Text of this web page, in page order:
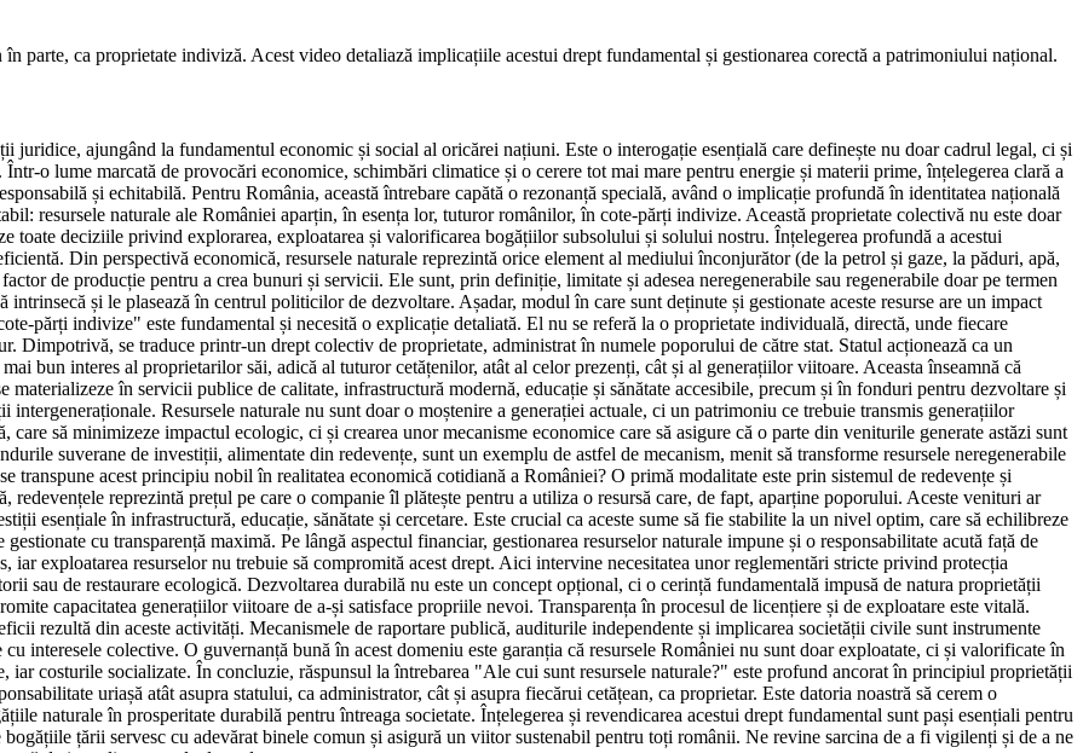
parte, ca proprietate indiviză. Acest video detaliază implicațiile acestui drept fundamental și gestionarea corectă a patrimoniului național.
juridice, ajungând la fundamentul economic și social al oricărei națiuni. Este o interogație esențială care definește nu doar cadrul legal, ci și
o lume marcată de provocări economice, schimbări climatice și o cerere tot mai mare pentru energie și materii prime, înțelegerea clară a
și echitabilă. Pentru România, această întrebare capătă o rezonanță specială, având o implicație profundă în identitatea națională
resursele naturale ale României aparțin, în esența lor, tuturor românilor, în cote-părți indivize. Această proprietate colectivă nu este doar
toate deciziile privind explorarea, exploatarea și valorificarea bogățiilor subsolului și solului nostru. Înțelegerea profundă a acestui
Din perspectivă economică, resursele naturale reprezintă orice element al mediului înconjurător (de la petrol și gaze, la păduri, apă,
de producție pentru a crea bunuri și servicii. Ele sunt, prin definiție, limitate și adesea neregenerabile sau regenerabile doar pe termen
și le plasează în centrul politicilor de dezvoltare. Așadar, modul în care sunt deținute și gestionate aceste resurse are un impact
părți indivize" este fundamental și necesită o explicație detaliată. El nu se referă la o proprietate individuală, directă, unde fiecare
Dimpotrivă, se traduce printr-un drept colectiv de proprietate, administrat în numele poporului de către stat. Statul acționează ca un
bun interes al proprietarilor săi, adică al tuturor cetățenilor, atât al celor prezenți, cât și al generațiilor viitoare. Aceasta înseamnă că
materializeze în servicii publice de calitate, infrastructură modernă, educație și sănătate accesibile, precum și în fonduri pentru dezvoltare și
Resursele naturale nu sunt doar o moștenire a generației actuale, ci un patrimoniu ce trebuie transmis generațiilor
să minimizeze impactul ecologic, ci și crearea unor mecanisme economice care să asigure că o parte din veniturile generate astăzi sunt
suverane de investiții, alimentate din redevențe, sunt un exemplu de astfel de mecanism, menit să transforme resursele neregenerabile
transpune acest principiu nobil în realitatea economică cotidiană a României? O primă modalitate este prin sistemul de redevențe și
redevențele reprezintă prețul pe care o companie îl plătește pentru a utiliza o resursă care, de fapt, aparține poporului. Aceste venituri ar
esențiale în infrastructură, educație, sănătate și cercetare. Este crucial ca aceste sume să fie stabilite la un nivel optim, care să echilibreze
cu transparență maximă. Pe lângă aspectul financiar, gestionarea resurselor naturale impune și o responsabilitate acută față de
exploatarea resurselor nu trebuie să compromită acest drept. Aici intervine necesitatea unor reglementări stricte privind protecția
sau de restaurare ecologică. Dezvoltarea durabilă nu este un concept opțional, ci o cerință fundamentală impusă de natura proprietății
capacitatea generațiilor viitoare de a-și satisface propriile nevoi. Transparența în procesul de licențiere și de exploatare este vitală.
rezultă din aceste activități. Mecanismele de raportare publică, auditurile independente și implicarea societății civile sunt instrumente
interesele colective. O guvernanță bună în acest domeniu este garanția că resursele României nu sunt doar exploatate, ci și valorificate în
costurile socializate. În concluzie, răspunsul la întrebarea "Ale cui sunt resursele naturale?" este profund ancorat în principiul proprietății
uriașă atât asupra statului, ca administrator, cât și asupra fiecărui cetățean, ca proprietar. Este datoria noastră să cerem o
naturale în prosperitate durabilă pentru întreaga societate. Înțelegerea și revendicarea acestui drept fundamental sunt pași esențiali pentru
țării servesc cu adevărat binele comun și asigură un viitor sustenabil pentru toți românii. Ne revine sarcina de a fi vigilenți și de a ne